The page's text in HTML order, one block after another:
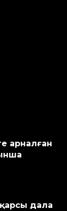
арналған
дала